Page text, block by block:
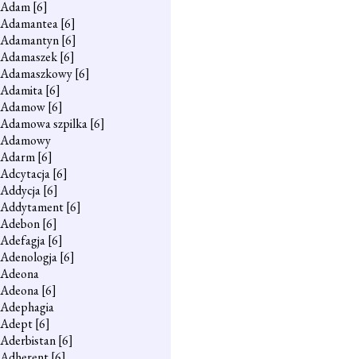
Adam[6]
Adamantea[6]
Adamantyn[6]
Adamaszek[6]
Adamaszkowy[6]
Adamita[6]
Adamow[6]
Adamowa szpilka[6]
Adamowy
Adarm[6]
Adcytacja[6]
Addycja[6]
Addytament[6]
Adebon[6]
Adefagja[6]
Adenologja[6]
Adeona
Adeona[6]
Adephagia
Adept[6]
Aderbistan[6]